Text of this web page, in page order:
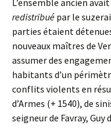
redistribué par le
parties étaient
nouveaux maîtres de
assumer des
habitants d’un
conflits violents en
d’Armes (+ 1540), de
seigneur de Favray,